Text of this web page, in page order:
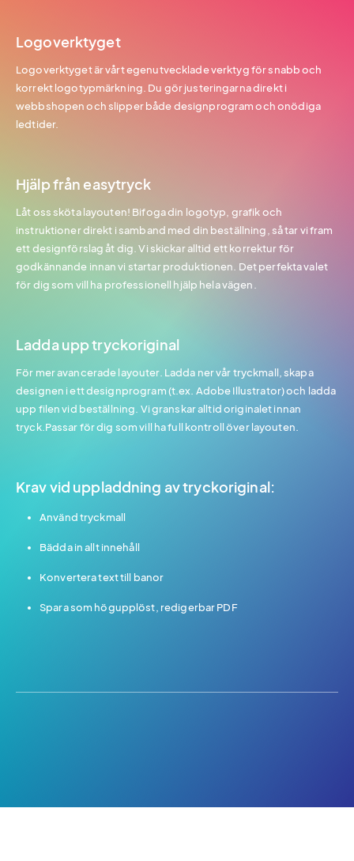
Logoverktyget
Logoverktyget är vårt egenutvecklade verktyg för snabb och
korrekt logotypmärkning. Du gör justeringarna direkt i
webbshopen och slipper både designprogram och onödiga
ledtider.
Hjälp från easytryck
Låt oss sköta layouten! Bifoga din logotyp, grafik och
instruktioner direkt i samband med din beställning, så tar vi fram
ett designförslag åt dig. Vi skickar alltid ett korrektur för
godkännande innan vi startar produktionen. Det perfekta valet
för dig som vill ha professionell hjälp hela vägen.
Ladda upp tryckoriginal
För mer avancerade layouter. Ladda ner vår tryckmall, skapa
designen i ett designprogram (t.ex. Adobe Illustrator) och ladda
upp filen vid beställning. Vi granskar alltid originalet innan
tryck.Passar för dig som vill ha full kontroll över layouten.
Krav vid uppladdning av tryckoriginal:
Använd tryckmall
Bädda in allt innehåll
Konvertera text till banor
Spara som högupplöst, redigerbar PDF